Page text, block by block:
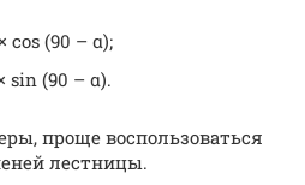
cos (90 – α);
sin (90 – α).
проще воспользоваться
лестницы.